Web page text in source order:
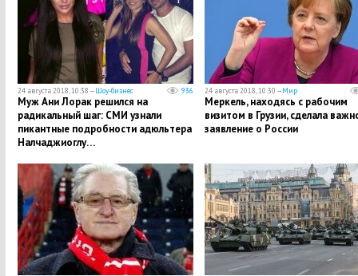
24 августа 2018, 10:38 —Шоу-бизнес 936
​Муж Ани Лорак решился на
радикальный шаг: СМИ узнали
пикантные подробности адюльтера
Налчаджиоглу…
24 августа 2018, 10:30 —Мир
Меркель, находясь с рабочим
визитом в Грузии, сделала
заявление о России